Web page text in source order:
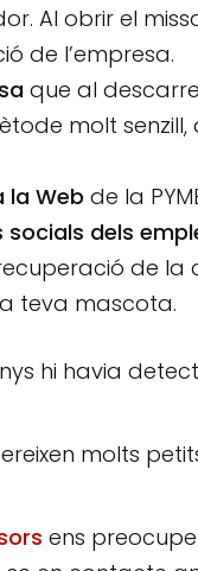
Al obrir el
de l’empresa.
que al
molt
la Web de la
socials dels
de la
teva mascota.
hi havia
molts
ens